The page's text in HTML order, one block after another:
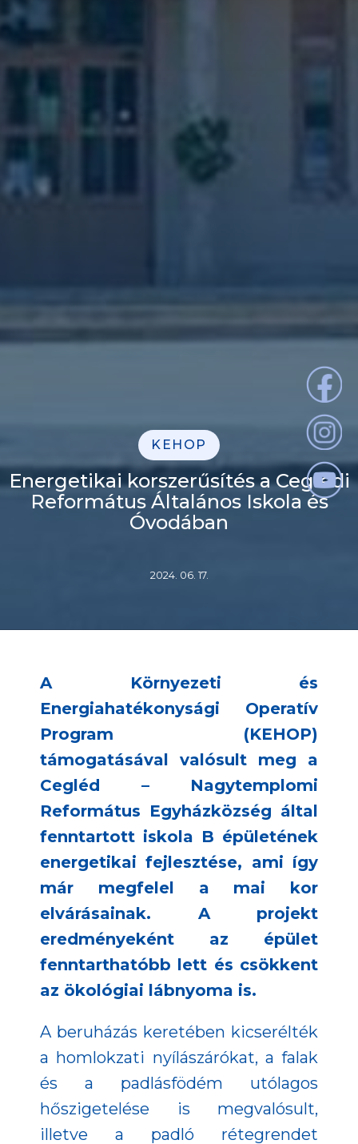
KEHOP
Energetikai korszerűsítés a Ceglédi
Református Általános Iskola és
Óvodában
2024. 06. 17.
A Környezeti és
Energiahatékonysági Operatív
Program (KEHOP)
támogatásával valósult meg a
Cegléd – Nagytemplomi
Református Egyházközség által
fenntartott iskola B épületének
energetikai fejlesztése, ami így
már megfelel a mai kor
elvárásainak. A projekt
eredményeként az épület
fenntarthatóbb lett és csökkent
az ökológiai lábnyoma is.
A beruházás keretében kicserélték
a homlokzati nyílászárókat, a falak
és a padlásfödém utólagos
hőszigetelése is megvalósult,
illetve a padló rétegrendet